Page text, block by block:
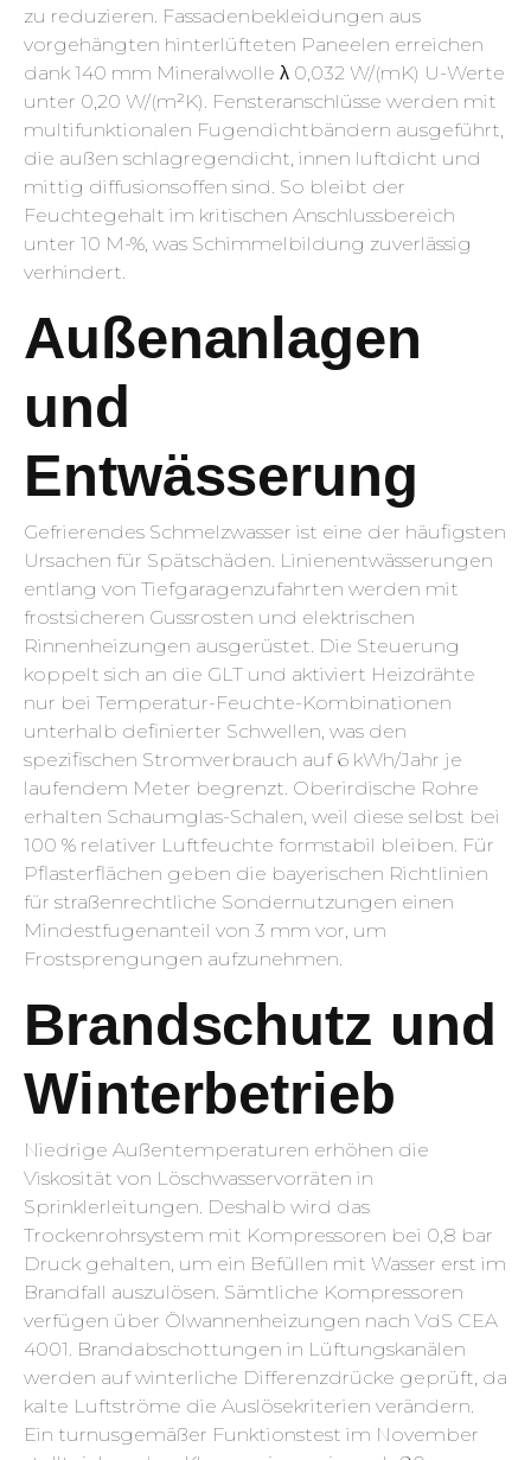
zu reduzieren. Fassadenbekleidungen aus
vorgehängten hinterlüfteten Paneelen erreichen
dank 140 mm Mineralwolle λ 0,032 W/(mK) U-Werte
unter 0,20 W/(m²K). Fensteranschlüsse werden mit
multifunktionalen Fugendichtbändern ausgeführt,
die außen schlagregendicht, innen luftdicht und
mittig diffusionsoffen sind. So bleibt der
Feuchtegehalt im kritischen Anschlussbereich
unter 10 M-%, was Schimmelbildung zuverlässig
verhindert.
Außenanlagen
und
Entwässerung
Gefrierendes Schmelzwasser ist eine der häufigsten
Ursachen für Spätschäden. Linienentwässerungen
entlang von Tiefgaragenzufahrten werden mit
frostsicheren Gussrosten und elektrischen
Rinnenheizungen ausgerüstet. Die Steuerung
koppelt sich an die GLT und aktiviert Heizdrähte
nur bei Temperatur-Feuchte-Kombinationen
unterhalb definierter Schwellen, was den
spezifischen Stromverbrauch auf 6 kWh/Jahr je
laufendem Meter begrenzt. Oberirdische Rohre
erhalten Schaumglas-Schalen, weil diese selbst bei
100 % relativer Luftfeuchte formstabil bleiben. Für
Pflasterflächen geben die bayerischen Richtlinien
für straßenrechtliche Sondernutzungen einen
Mindestfugenanteil von 3 mm vor, um
Frostsprengungen aufzunehmen.
Brandschutz und
Winterbetrieb
Niedrige Außentemperaturen erhöhen die
Viskosität von Löschwasservorräten in
Sprinklerleitungen. Deshalb wird das
Trockenrohrsystem mit Kompressoren bei 0,8 bar
Druck gehalten, um ein Befüllen mit Wasser erst im
Brandfall auszulösen. Sämtliche Kompressoren
verfügen über Ölwannenheizungen nach VdS CEA
4001. Brandabschottungen in Lüftungskanälen
werden auf winterliche Differenzdrücke geprüft, da
kalte Luftströme die Auslösekriterien verändern.
Ein turnus­gemäßer Funktionstest im November